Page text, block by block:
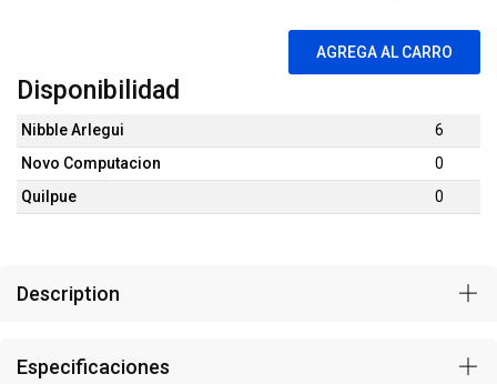
AGREGA AL CARRO
Disponibilidad
Nibble Arlegui
6
Novo Computacion
0
Quilpue
0
Description
Especificaciones